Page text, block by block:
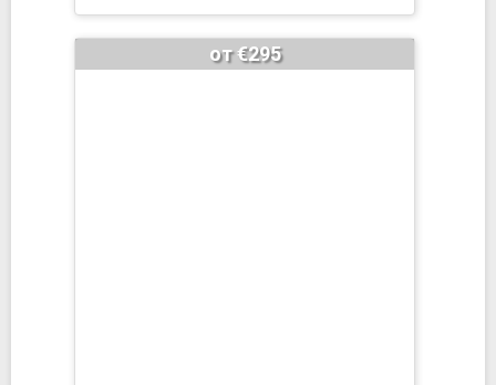
от €295